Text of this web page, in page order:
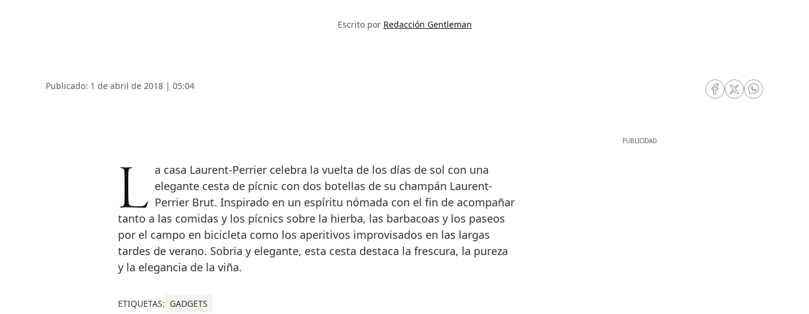
Escrito por Redacción Gentleman
Publicado: 1 de abril de 2018 | 05:04
RRSS Facebook
RRSS Twitter
RRSS
La casa Laurent-Perrier celebra la vuelta de los días de sol con una elegante cesta de pícnic con dos botellas de su champán Laurent-
Perrier Brut. Inspirado en un espíritu nómada con el fin de acompañar
tanto a las comidas y los pícnics sobre la hierba, las barbacoas y los paseos
por el campo en bicicleta como los aperitivos improvisados en las largas
tardes de verano. Sobria y elegante, esta cesta destaca la frescura, la pureza
y la elegancia de la viña.
ETIQUETAS: GADGETS